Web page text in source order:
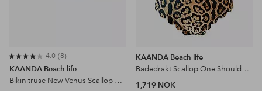
4.0 8
KAANDA Beach life
Bikinitruse New Venus Scallop Mid Rise Bottom
KAANDA Beach life
Badedrakt Scallop One Shoulder Onepiece
1,719 NOK